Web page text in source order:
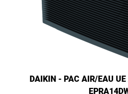
DAIKIN - PAC AIR/EAU